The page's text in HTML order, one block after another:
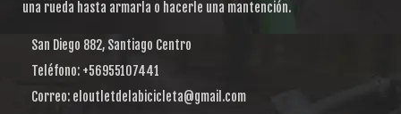
una rueda hasta armarla o hacerle una mantención.
San Diego 882, Santiago Centro
Teléfono: +56955107441
Correo: eloutletdelabicicleta@gmail.com